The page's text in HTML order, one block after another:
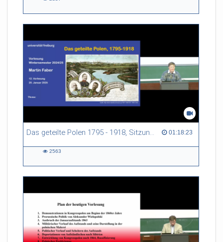
Das geteilte Polen 1795 - 1918, Sitzung 12 01:18:23
01:18:23 duration
2563